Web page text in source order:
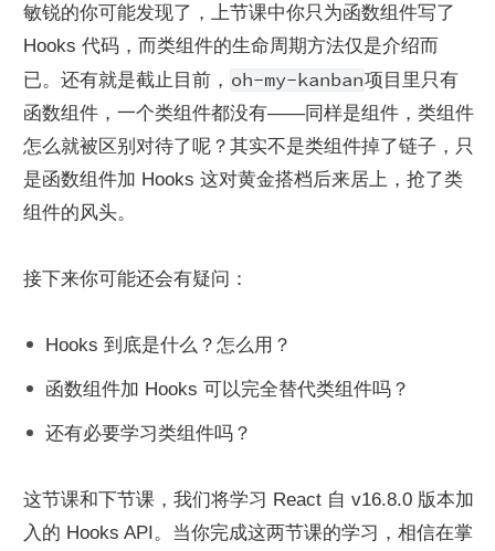
敏锐的你可能发现了，上节课中你只为函数组件写了
Hooks 代码，而类组件的生命周期方法仅是介绍而
已。还有就是截止目前， oh-my-kanban项目里只有
函数组件，一个类组件都没有——同样是组件，类组件
怎么就被区别对待了呢？其实不是类组件掉了链子，只
是函数组件加 Hooks 这对黄金搭档后来居上，抢了类
组件的风头。
接下来你可能还会有疑问：
Hooks 到底是什么？怎么用？
函数组件加 Hooks 可以完全替代类组件吗？
还有必要学习类组件吗？
这节课和下节课，我们将学习 React 自 v16.8.0 版本加
入的 Hooks API。当你完成这两节课的学习，相信在掌